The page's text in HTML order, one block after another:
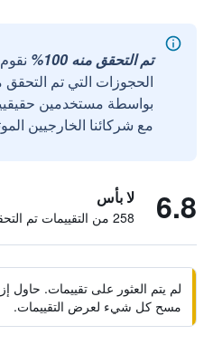
تم التحقق منه 100%
الحجوزات التي تم التحقق
مع شركائنا الخارجيين
6.8 لا بأس
258 من التقييمات تم التحقق منها
لم يتم العثور على تقييمات. حاول
مسح كل شيء لعرض التقييمات.